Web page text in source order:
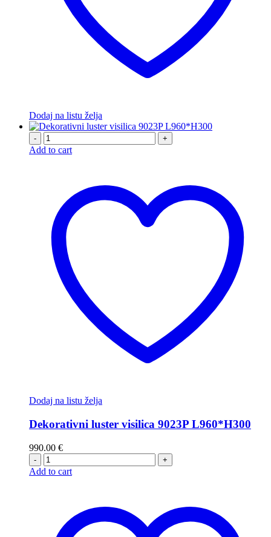
Dodaj na listu želja
- +
Add to cart
Dodaj na listu želja
Dekorativni luster visilica 9023P L960*H300
990.00 €
- +
Add to cart